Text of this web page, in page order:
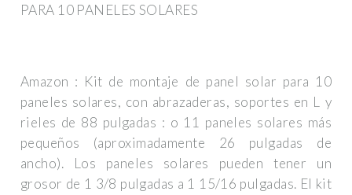
PARA 10 PANELES SOLARES
Amazon : Kit de montaje de panel solar para 10
paneles solares, con abrazaderas, soportes en L y
rieles de 88 pulgadas : o 11 paneles solares más
pequeños (aproximadamente 26 pulgadas de
ancho). Los paneles solares pueden tener un
grosor de 1 3/8 pulgadas a 1 15/16 pulgadas. El kit